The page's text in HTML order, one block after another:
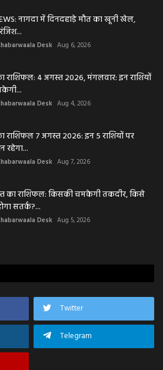
नागदा में दिनदहाड़े मौत का खूनी खेल,
Desk Aug 6, 2026
4 अगस्त 2026, मंगलवार: इन राशियों
Desk Aug 4, 2026
7 अगस्त 2026: इन 5 राशियों पर
रहेगा...
Desk Aug 7, 2026
का राशिफल: किसकी चमकेगी तकदीर, किसे
सतर्क?...
Desk Aug 5, 2026
Twitter
Telegram